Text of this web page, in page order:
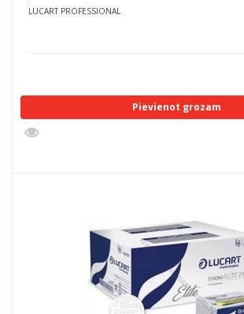
LUCART PROFESSIONAL
Pievienot grozam